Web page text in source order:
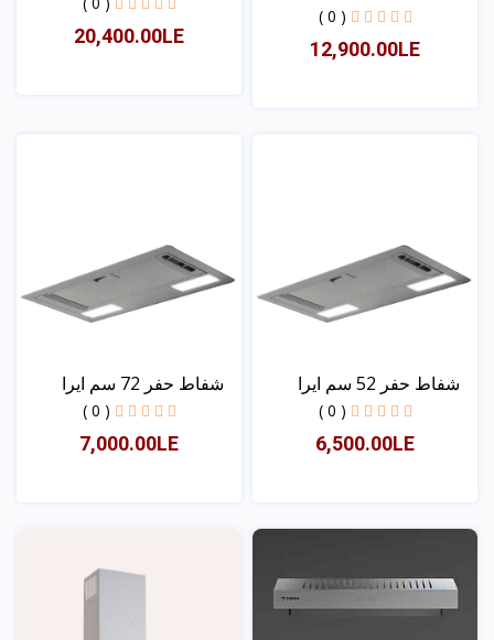
( 0 )
12,900.00LE
20,400.00LE
شفاط حفر 52 سم ایرا
( 0 )
6,500.00LE
عرض
شفاط حفر 72 سم ایرا
( 0 )
7,000.00LE